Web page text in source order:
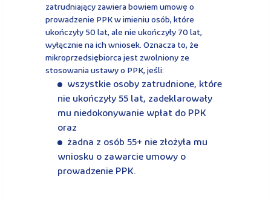
zatrudniający zawiera bowiem umowę o
prowadzenie PPK w imieniu osób, które
ukończyły 50 lat, ale nie ukończyły 70 lat,
wyłącznie na ich wniosek. Oznacza to, że
mikroprzedsiębiorca jest zwolniony ze
stosowania ustawy o PPK, jeśli:
wszystkie osoby zatrudnione, które
nie ukończyły 55 lat, zadeklarowały
mu niedokonywanie wpłat do PPK
oraz
żadna z osób 55+ nie złożyła mu
wniosku o zawarcie umowy o
prowadzenie PPK.